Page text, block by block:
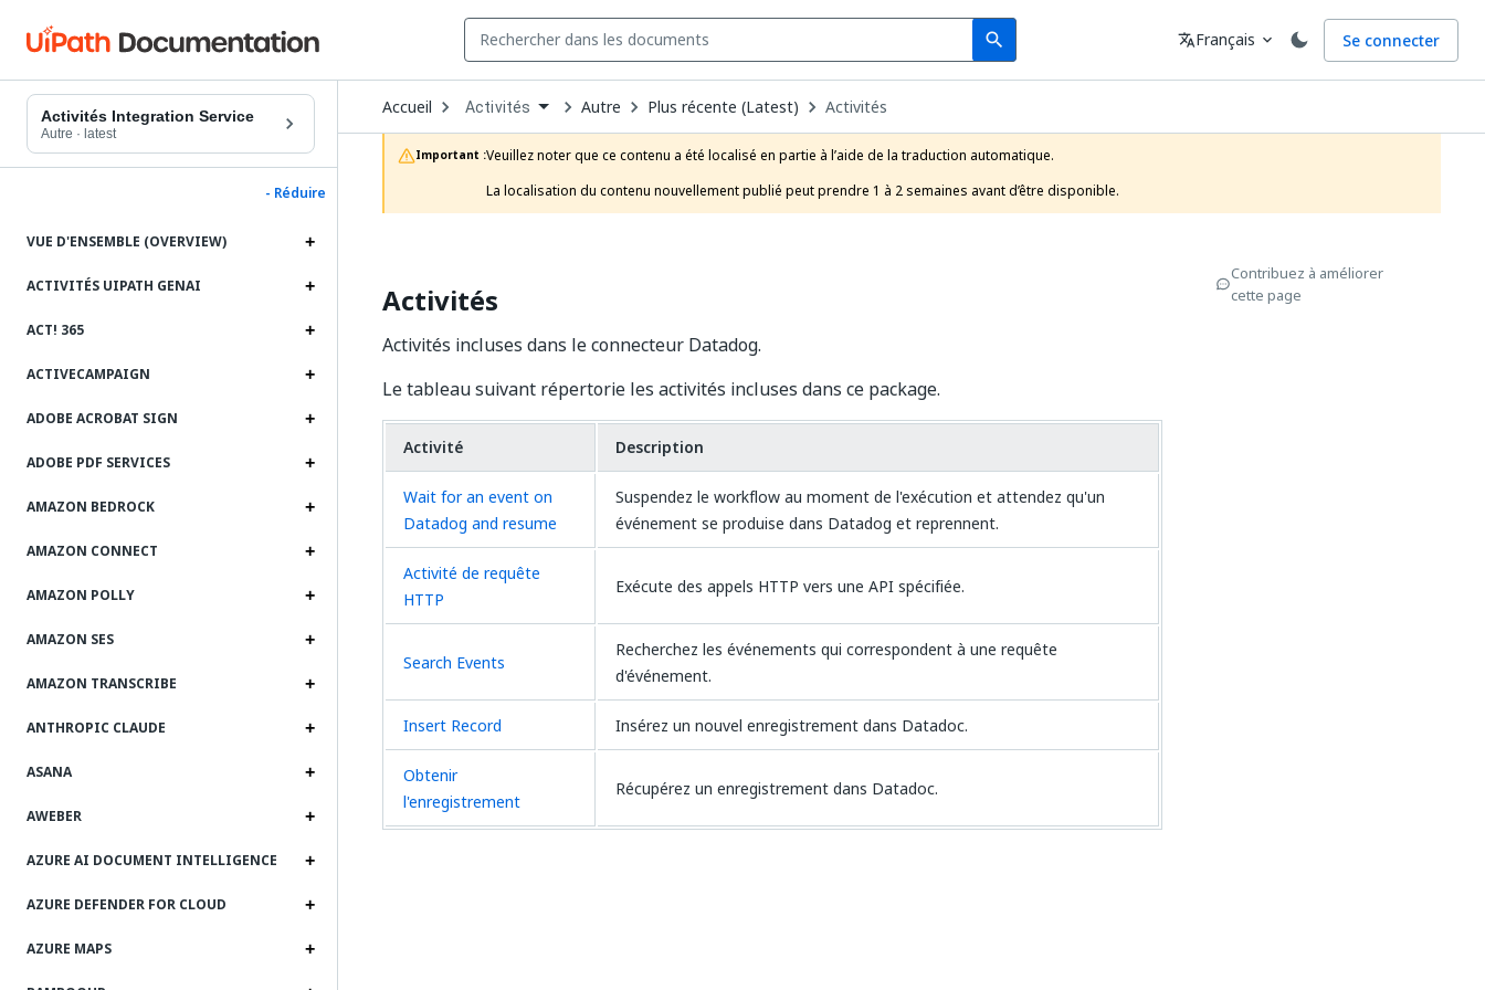
search
Search Langue
translateFrançais expand_more Se connecter
Activités Integration Service
Autre · latest
- Réduire
VUE D'ENSEMBLE (OVERVIEW)
ACTIVITÉS UIPATH GENAI
ACT! 365
ACTIVECAMPAIGN
ADOBE ACROBAT SIGN
ADOBE PDF SERVICES
AMAZON BEDROCK
AMAZON CONNECT
AMAZON POLLY
AMAZON SES
AMAZON TRANSCRIBE
ANTHROPIC CLAUDE
ASANA
AWEBER
AZURE AI DOCUMENT INTELLIGENCE
AZURE DEFENDER FOR CLOUD
AZURE MAPS
Accueil Open
Dropdown
to
choose
product
Activités Autre Plus récente (Latest) Activités
Important :Veuillez noter que ce contenu a été localisé en partie à l’aide de la traduction automatique.
La localisation du contenu nouvellement publié peut prendre 1 à 2 semaines avant d’être disponible.
Activités
Activités incluses dans le connecteur Datadog.
Le tableau suivant répertorie les activités incluses dans ce package.
Activité Description
Wait for an event on
Datadog and resume
Suspendez le workflow au moment de l'exécution et attendez qu'un
événement se produise dans Datadog et reprennent.
Activité de requête
HTTP
Exécute des appels HTTP vers une API spécifiée.
Search Events
Recherchez les événements qui correspondent à une requête
d'événement.
Insert Record Insérez un nouvel enregistrement dans Datadoc.
Obtenir
l'enregistrement
Récupérez un enregistrement dans Datadoc.
Contribuez à améliorer
cette page